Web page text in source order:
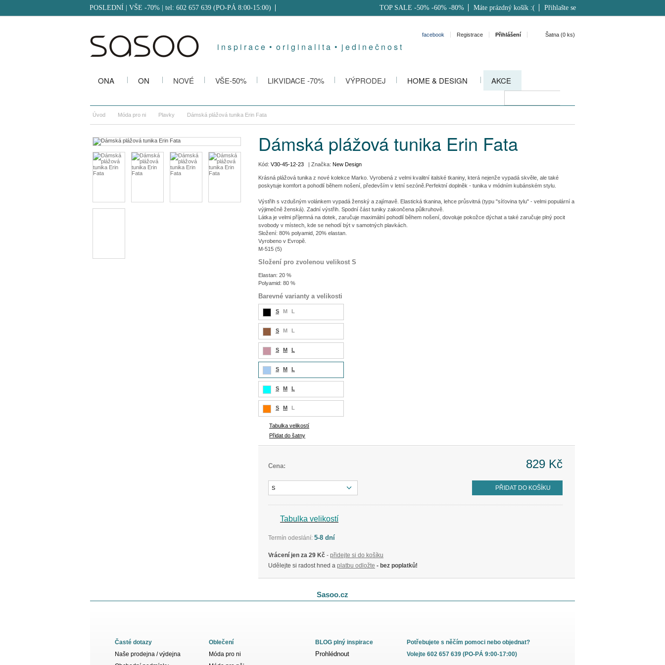
i n s p i r a c e • o r i g i n a l i t a • j e d i n e č n o s t
POSLEDNÍ | VŠE -70%| tel: 602 657 639 (PO-PÁ 8:00-15:00) TOP SALE -50% -60% -80% Máte prázdný košík :( Přihlašte se
facebook Registrace Přihlášení Šatna (0 ks)
ONA ON NOVÉ VŠE-50% LIKVIDACE -70% VÝPRODEJ HOME & DESIGN AKCE
Úvod Móda pro ni Plavky Dámská plážová tunika Erin Fata
Dámská plážová tunika Erin Fata
Kód: V30-45-12-23 | Značka: New Design
Krásná plážová tunika z nové kolekce Marko. Vyrobená z velmi kvalitní italské tkaniny, která nejenže vypadá skvěle, ale také
poskytuje komfort a pohodlí během nošení, především v letní sezóně.Perfektní doplněk - tunika v módním kubánském stylu.
Výstřih s vzdušným volánkem vypadá ženský a zajímavě. Elastická tkanina, lehce průsvitná (typu "síťovina tylu" - velmi populární a
výjimečně ženská). Zadní výstřih. Spodní část tuniky zakončena půlkruhově.
Látka je velmi příjemná na dotek, zaručuje maximální pohodlí během nošení, dovoluje pokožce dýchat a také zaručuje plný pocit
svobody v místech, kde se nehodí být v samotných plavkách.
Složení: 80% polyamid, 20% elastan.
Vyrobeno v Evropě.
M-515 (5)
Složení pro zvolenou velikost S
Elastan: 20 %
Polyamid: 80 %
Barevné varianty a velikosti
S M L
S M L
S M L
S M L
S M L
S M L
Tabulka velikostí
Přidat do šatny
Cena: 829 Kč
S PŘIDAT DO KOŠÍKU
Tabulka velikostí
Termín odeslání: 5-8 dní
Vrácení jen za 29 Kč - přidejte si do košíku
Udělejte si radost hned a platbu odložte - bez poplatků!
Sasoo.cz
Časté dotazy
Naše prodejna / výdejna
Oblečení
Móda pro ni
BLOG plný inspirace
Prohlédnout
Potřebujete s něčím pomoci nebo objednat?
Volejte 602 657 639 (PO-PÁ 9:00-17:00)